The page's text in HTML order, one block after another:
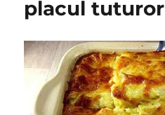
placul tuturor